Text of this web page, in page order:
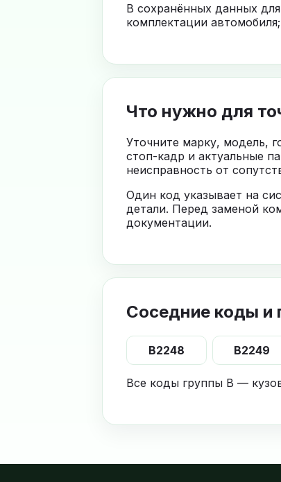
В сохранённых данных
комплектации
Что нужно для
Уточните марку, модель,
стоп-кадр и актуальные
неисправность от
Один код указывает на
детали. Перед заменой
документации.
Соседние коды и
B2248 B2249
Все коды группы B —